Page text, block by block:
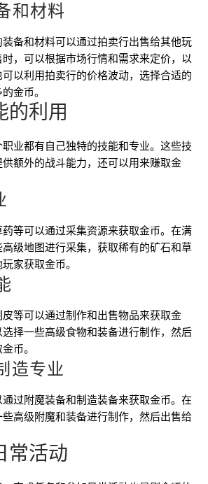
和材料
备和材料可以通过拍卖行出售给其他玩
，可以根据市场行情和需求来定价，以
以利用拍卖行的价格波动，选择合适的
金币。
的利用
业都有自己独特的技能和专业。这些技
额外的战斗能力，还可以用来赚取金
等可以通过采集资源来获取金币。在满
级地图进行采集，获取稀有的矿石和草
家获取金币。
等可以通过制作和出售物品来获取金
择一些高级食物和装备进行制作，然后
币。
造专业
过附魔装备和制造装备来获取金币。在
高级附魔和装备进行制作，然后出售给
常活动